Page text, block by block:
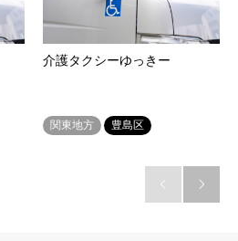
介護タクシーゆっきー
関東地方 豊島区
 